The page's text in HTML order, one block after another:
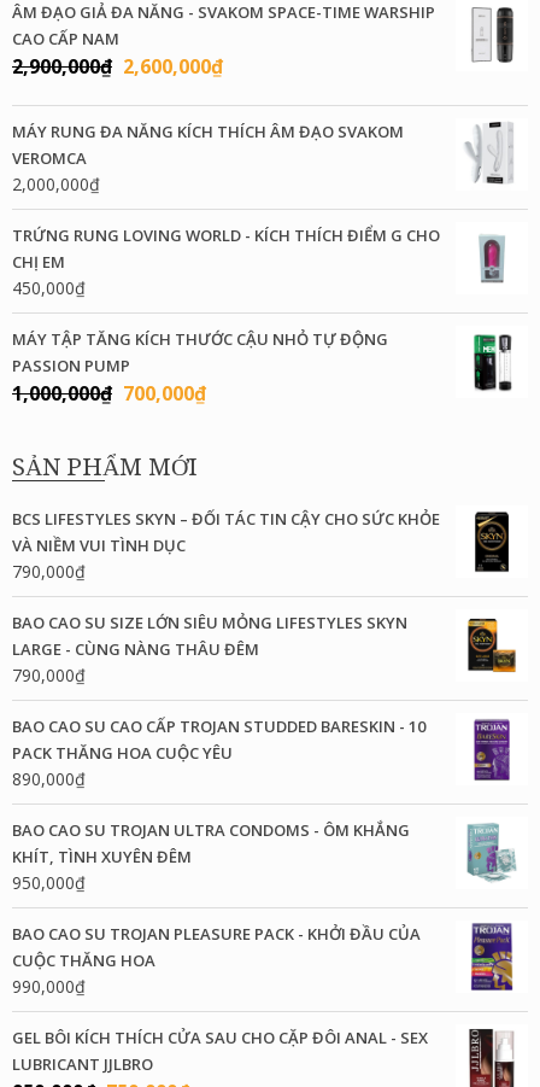
ÂM ĐẠO GIẢ ĐA NĂNG - SVAKOM SPACE-TIME WARSHIP
CAO CẤP NAM
2,900,000₫ Giá
là:
2,900,000₫.
2,600,000₫Giá
tại
là:
MÁY RUNG ĐA NĂNG KÍCH THÍCH ÂM ĐẠO SVAKOM
VEROMCA
2,000,000₫
TRỨNG RUNG LOVING WORLD - KÍCH THÍCH ĐIỂM G CHO
CHỊ EM
450,000₫
MÁY TẬP TĂNG KÍCH THƯỚC CẬU NHỎ TỰ ĐỘNG
PASSION PUMP
1,000,000₫ Giá
1,000,000₫.
700,000₫Giá
SẢN PHẨM MỚI
BCS LIFESTYLES SKYN – ĐỐI TÁC TIN CẬY CHO SỨC KHỎE
VÀ NIỀM VUI TÌNH DỤC
790,000₫
BAO CAO SU SIZE LỚN SIÊU MỎNG LIFESTYLES SKYN
LARGE - CÙNG NÀNG THÂU ĐÊM
790,000₫
BAO CAO SU CAO CẤP TROJAN STUDDED BARESKIN - 10
PACK THĂNG HOA CUỘC YÊU
890,000₫
BAO CAO SU TROJAN ULTRA CONDOMS - ÔM KHẮNG
KHÍT, TÌNH XUYÊN ĐÊM
950,000₫
BAO CAO SU TROJAN PLEASURE PACK - KHỞI ĐẦU CỦA
CUỘC THĂNG HOA
990,000₫
GEL BÔI KÍCH THÍCH CỬA SAU CHO CẶP ĐÔI ANAL - SEX
LUBRICANT JJLBRO